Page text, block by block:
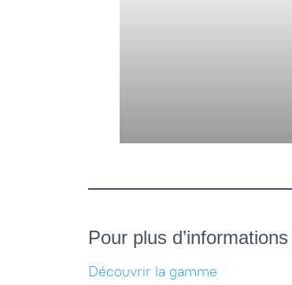
Pour plus
Découvrir la gamme